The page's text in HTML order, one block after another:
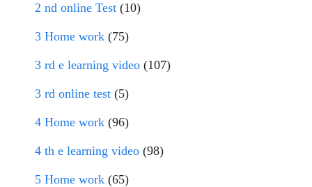
2 nd online Test (10)
3 Home work (75)
3 rd e learning video (107)
3 rd online test (5)
4 Home work (96)
4 th e learning video (98)
5 Home work (65)